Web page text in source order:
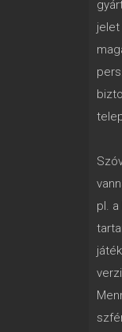
jelet
pl. a